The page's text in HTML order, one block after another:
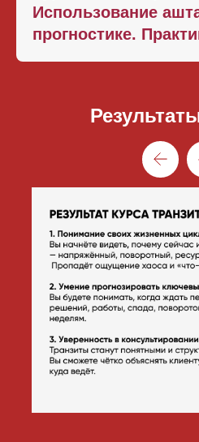
Использование
прогностике.